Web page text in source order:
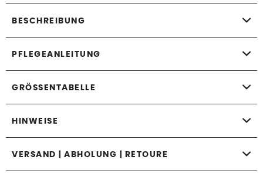
BESCHREIBUNG
PFLEGEANLEITUNG
GRÖSSENTABELLE
HINWEISE
VERSAND | ABHOLUNG | RETOURE